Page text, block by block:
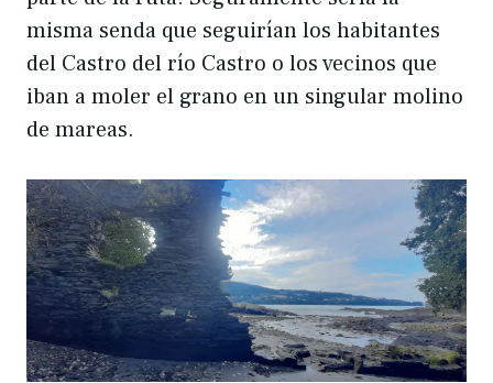
misma senda que seguirían los habitantes
del Castro del río Castro o los vecinos que
iban a moler el grano en un singular molino
de mareas.